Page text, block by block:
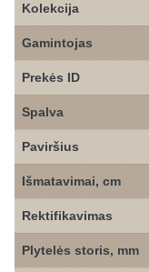
Kolekcija
Gamintojas
Prekės ID
Spalva
Paviršius
Išmatavimai, cm
Rektifikavimas
Plytelės storis, mm